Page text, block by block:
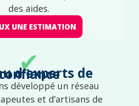
des aides.
UNE ESTIMATION
✔
d'experts de confiance
développé un réseau
et d’artisans de